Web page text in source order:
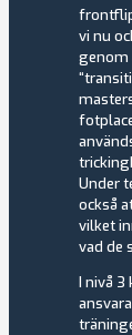
vi nu
genom
Under
också
vilket
vad de
I nivå 3